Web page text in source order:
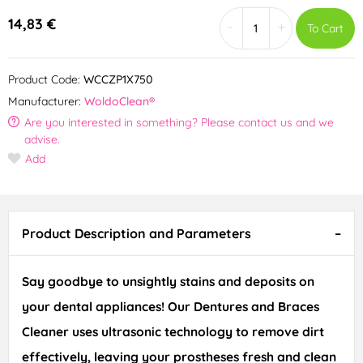
14,83 € + To Cart
Product Code: WCCZP1X750
Manufacturer: WoldoClean®
Are you interested in something? Please contact us and we
advise.
Add
Product Description and Parameters
Say goodbye to unsightly stains and deposits on
your dental appliances! Our Dentures and Braces
Cleaner uses ultrasonic technology to remove dirt
effectively, leaving your prostheses fresh and clean